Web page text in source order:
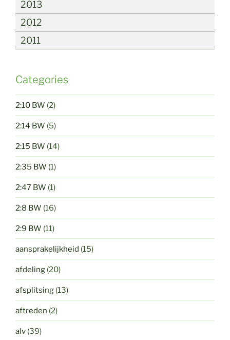
2013
2012
2011
Categories
2:10 BW (2)
2:14 BW (5)
2:15 BW (14)
2:35 BW (1)
2:47 BW (1)
2:8 BW (16)
2:9 BW (11)
aansprakelijkheid (15)
afdeling (20)
afsplitsing (13)
aftreden (2)
alv (39)